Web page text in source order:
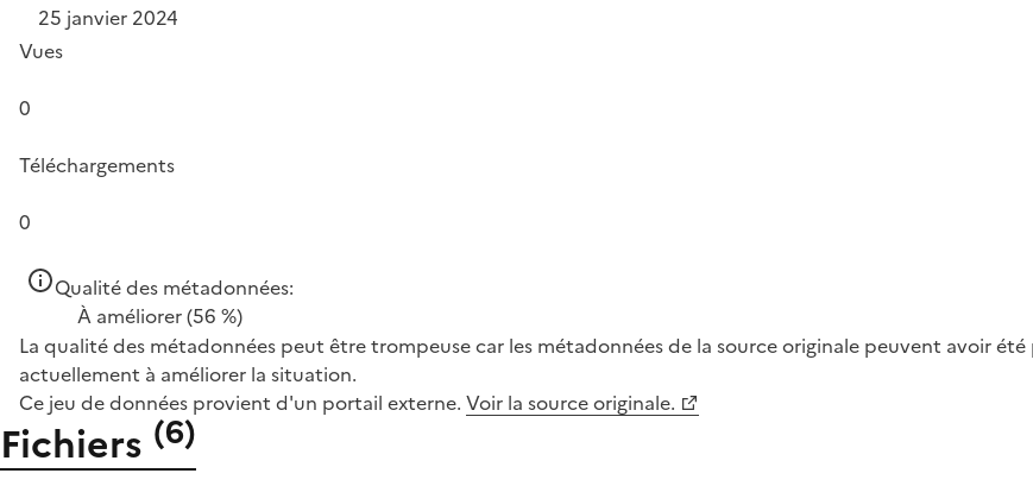
25 janvier 2024
Vues
0
Téléchargements
0
Qualité des métadonnées:
À améliorer(56 %)
La qualité des métadonnées peut être trompeuse car les métadonnées de la source originale peuvent avoir
actuellement à améliorer la situation.
Ce jeu de données provient d'un portail externe. Voir la source originale.
Fichiers (6)